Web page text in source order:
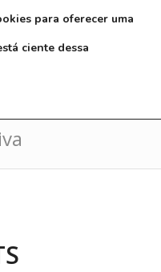
da
para oferecer uma
ciente dessa